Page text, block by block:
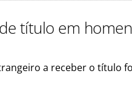
título em
a receber o título